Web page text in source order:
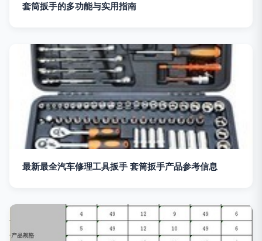
套筒扳手的多功能与实用指南
最新最全汽车修理工具扳手 套筒扳手产品参考信息